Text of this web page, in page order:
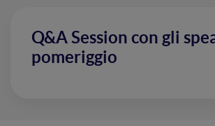
Q&A Session con gli
pomeriggio